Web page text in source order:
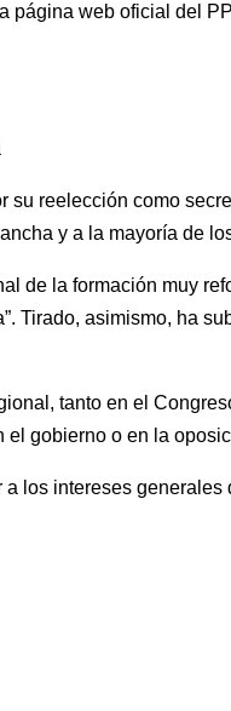
web oficial del
reelección como
y a la mayoría de
de la formación muy
Tirado, asimismo, ha
tanto en el
el gobierno o en la
los intereses